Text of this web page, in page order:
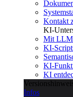
Kontakt
KI-
Mit
KI-
KI-
KI
Infos